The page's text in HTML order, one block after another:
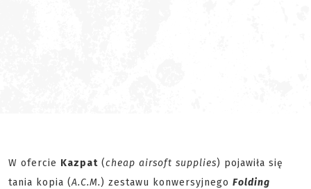
W ofercie Kazpat (cheap airsoft supplies) pojawiła się
tania kopia (A.C.M.) zestawu konwersyjnego Folding